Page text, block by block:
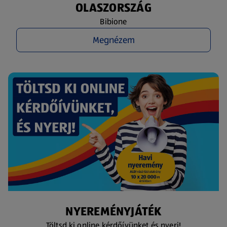
OLASZORSZÁG
Bibione
Megnézem
NYEREMÉNYJÁTÉK